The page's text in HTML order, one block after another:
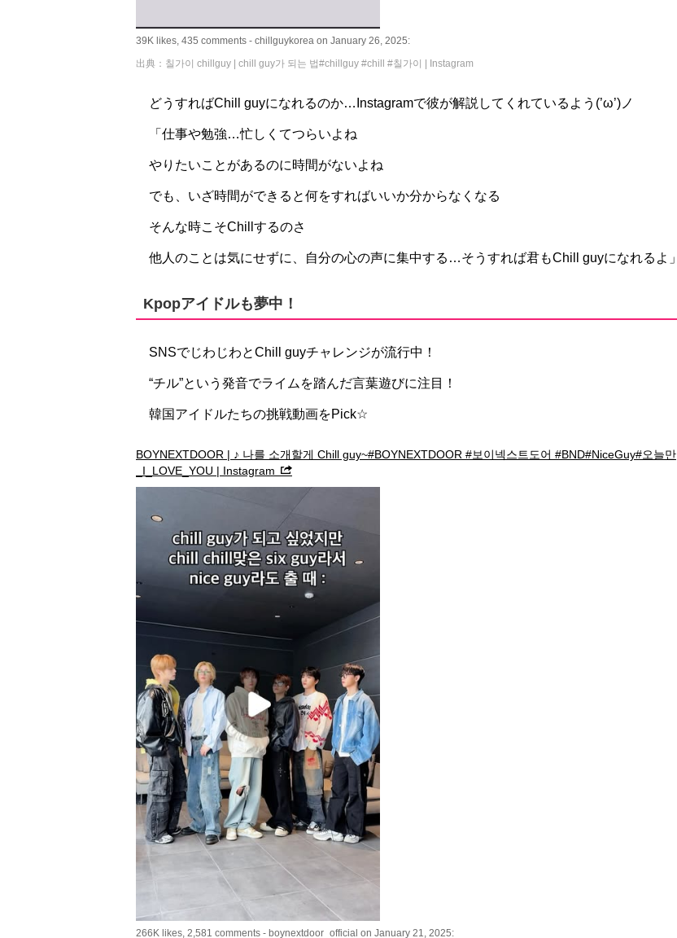
39K likes, 435 comments - chillguykorea on January 26, 2025:
出典：칠가이 chillguy | chill guy가 되는 법#chillguy #chill #칠가이 | Instagram
どうすればChill guyになれるのか…Instagramで彼が解説してくれているよう(’ω’)ノ
「仕事や勉強…忙しくてつらいよね
やりたいことがあるのに時間がないよね
でも、いざ時間ができると何をすればいいか分からなくなる
そんな時こそChillするのさ
他人のことは気にせずに、自分の心の声に集中する…そうすれば君もChill guyになれるよ」
Kpopアイドルも夢中！
SNSでじわじわとChill guyチャレンジが流行中！
“チル”という発音でライムを踏んだ言葉遊びに注目！
韓国アイドルたちの挑戦動画をPick☆
BOYNEXTDOOR | ♪ 나를 소개할게 Chill guy~#BOYNEXTDOOR #보이넥스트도어 #BND#NiceGuy#오늘만
_I_LOVE_YOU | Instagram
266K likes, 2,581 comments - boynextdoor_official on January 21, 2025: